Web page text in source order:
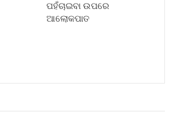
ପହଁଚାଇବା ଉପରେ
ଆଲୋକପାତ